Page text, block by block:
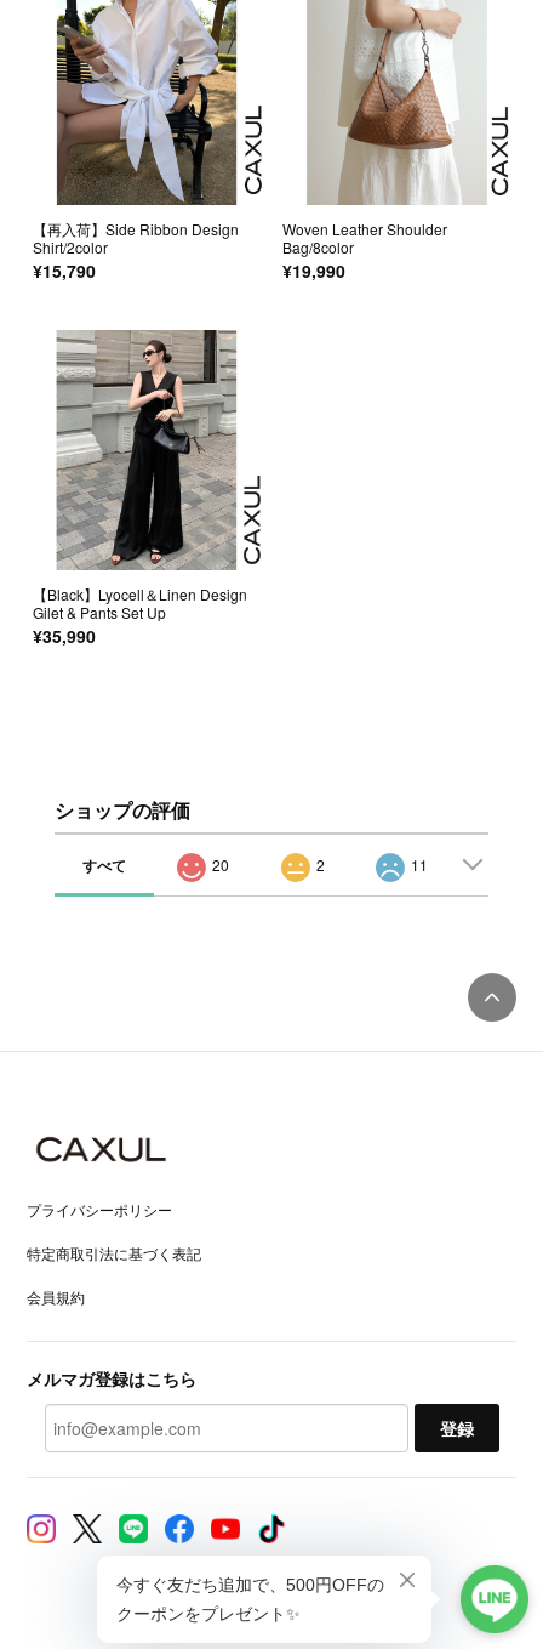
【再入荷】Side Ribbon Design
Shirt/2color
¥15,790
Woven Leather Shoulder
Bag/8color
¥19,990
【Black】Lyocell＆Linen Design
Gilet & Pants Set Up
¥35,990
ショップの評価
すべて 20 2 11
プライバシーポリシー
特定商取引法に基づく表記
会員規約
メルマガ登録はこちら
登録
© CAXUL